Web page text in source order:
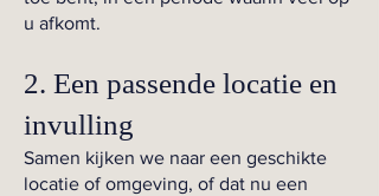
u afkomt.
2. Een passende locatie en
invulling
Samen kijken we naar een geschikte
locatie of omgeving, of dat nu een